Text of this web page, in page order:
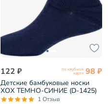
122 ₽ по клубной
карте 98 ₽
Детские бамбуковые носки
ХОХ ТЕМНО-СИНИЕ (D-1425)
1 Отзыв